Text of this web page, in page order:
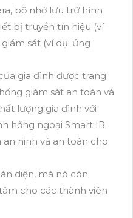
bộ nhớ lưu trữ hình
bị truyền tín hiệu (ví
sát (ví dụ: ứng
gia đình được trang
giám sát an toàn và
lượng gia đình với
hồng ngoại Smart IR
ninh và an toàn cho
diện, mà nó còn
cho các thành viên